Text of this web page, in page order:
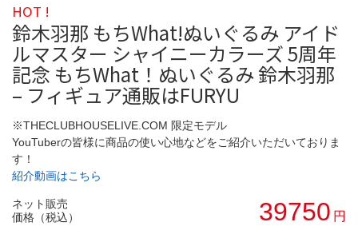
HOT !
鈴木羽那 もちWhat!ぬいぐるみ アイド
ルマスター シャイニーカラーズ 5周年
記念 もちWhat！ぬいぐるみ 鈴木羽那
– フィギュア通販はFURYU
※THECLUBHOUSELIVE.COM 限定モデル
YouTuberの皆様に商品の使い心地などをご紹介いただいておりま
す！
紹介動画はこちら
ネット販売
価格（税込）
39750 円